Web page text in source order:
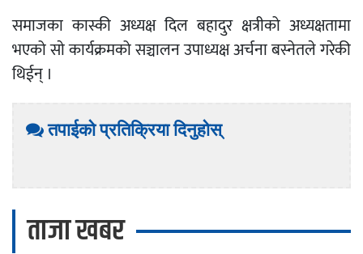
समाजका कास्की अध्यक्ष दिल बहादुर क्षत्रीको अध्यक्षतामा
भएको साे कार्यक्रमको सञ्चालन उपाध्यक्ष अर्चना बस्नेतले गरेकी
थिईन् ।
तपाईको प्रतिक्रिया दिनुहोस्
ताजा खबर